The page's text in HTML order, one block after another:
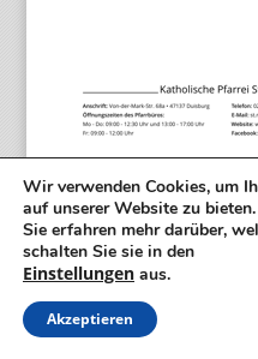
Abonnieren Sie
Emailadresse
Datenschutz
Wir verwenden Cookies, um
auf unserer Website zu bieten.
Sie erfahren mehr darüber,
schalten Sie sie in den
Einstellungen aus.
Akzeptieren